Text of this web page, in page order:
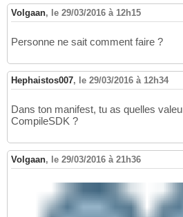
Volgaan, le 29/03/2016 à 12h15
Personne ne sait comment faire ?
Hephaistos007, le 29/03/2016 à 12h34
Dans ton manifest, tu as quelles
CompileSDK ?
Volgaan, le 29/03/2016 à 21h36